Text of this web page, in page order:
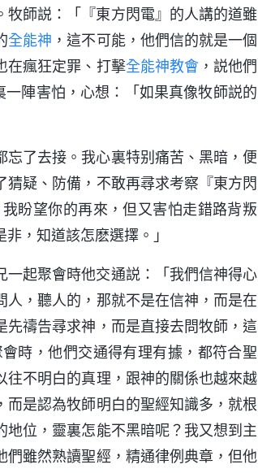
師説：「『東方閃電』的人講的道雖
全能神 ，這不可能，他們信的就是一個
在瘋狂定罪、打擊全能神教會，説他們
陣害怕，心想：「如果真像牧師説的
了去接。我心裏特别痛苦、黑暗，便
猜疑、防備，不敢再尋求考察『東方閃
盼望你的再來，但又害怕走錯路背叛
，知道該怎麽選擇。」
起聚會時他交通説：「我們信神得心
，聽人的，那就不是在信神，而是在
禱告尋求神，而是直接去問牧師，這
時，他們交通得有理有據，都符合聖
不明白的真理，跟神的關係也越來越
是認為牧師明白的聖經知識多，就根
位，靈裏怎能不黑暗呢？我又想到主
雖然熟讀聖經，精通律例典章，但他